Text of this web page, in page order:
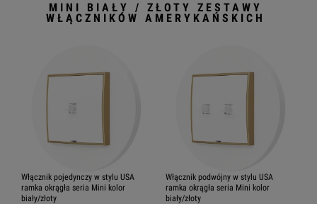
MINI BIAŁY / ZŁOTY ZESTAWY
WŁĄCZNIKÓW AMERYKAŃSKICH
Włącznik pojedynczy w stylu USA
ramka okrągła seria Mini kolor
biały/złoty
Włącznik podwójny w stylu USA
ramka okrągła seria Mini kolor
biały/złoty